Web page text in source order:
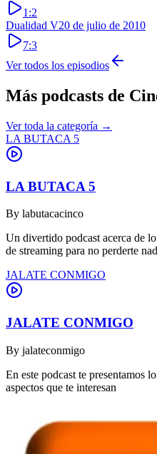
1:2
Dualidad V20 de julio de 2010
7:3
Ver todos los episodios
Más podcasts de
Ver toda la categoría →
LA BUTACA 5
LA BUTACA 5
By labutacacinco
Un divertido podcast acerca de
de streaming para no perderte
JALATE CONMIGO
JALATE CONMIGO
By jalateconmigo
En este podcast te presentamos
aspectos que te interesan